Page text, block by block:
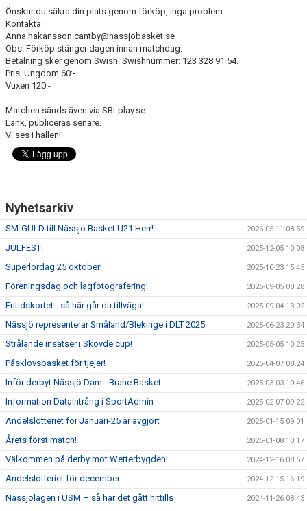
Önskar du säkra din plats genom förköp, inga problem.
Kontakta:
Anna.hakansson.cantby@nassjobasket.se
Obs! Förköp stänger dagen innan matchdag.
Betalning sker genom Swish. Swishnummer: 123 328 91 54.
Pris: Ungdom 60:-
Vuxen 120:-
Matchen sänds även via SBLplay.se
Länk, publiceras senare.
Vi ses i hallen!
Nyhetsarkiv
SM-GULD till Nässjö Basket U21 Herr! 2026-05-11 08:59
JULFEST! 2025-12-05 10:08
Superlördag 25 oktober! 2025-10-23 15:45
Föreningsdag och lagfotografering! 2025-09-05 08:28
Fritidskortet - så här går du tillväga! 2025-09-04 13:02
Nässjö representerar Småland/Blekinge i DLT 2025 2025-06-23 20:34
Strålande insatser i Skövde cup! 2025-05-05 10:25
Påsklovsbasket för tjejer! 2025-04-07 08:24
Inför derbyt Nässjö Dam - Brahe Basket 2025-03-03 10:46
Information Dataintrång i SportAdmin 2025-02-07 09:22
Andelslotteriet för Januari-25 är avgjort 2025-01-15 09:01
Årets först match! 2025-01-08 10:17
Välkommen på derby mot Wetterbygden! 2024-12-16 08:57
Andelslotteriet för december 2024-12-15 16:19
Nässjölagen i USM – så har det gått hittills 2024-11-26 08:43